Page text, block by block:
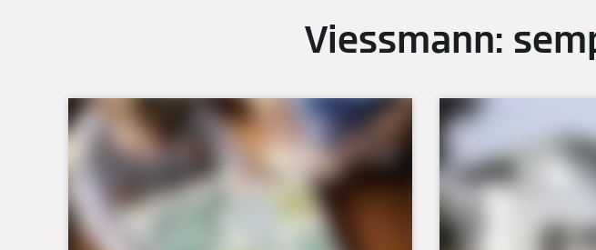
Viessmann: